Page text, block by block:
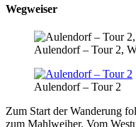
Wegweiser
Aulendorf – Tour 2,
Aulendorf – Tour 2
Zum Start der Wanderung
zum Mahlweiher. Vom